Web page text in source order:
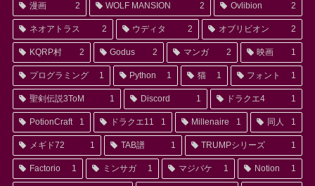
漫画 2 WOLF MANSION 2 Ovlibion 2
ネオアトラス 2 ウディタ 2 オブリビオン 2
KQRP村 2 Godus 2 マンガ 2 映画 1
プログラミング 1 Python 1 猫 1 フォント 1
聖剣伝説3ToM 1 Discord 1 ドラクエ4 1
PotionCraft 1 ドラクエ11 1 Millenaire 1 同人 1
メギド72 1 TAB譜 1 TRUMPシリーズ 1
Factorio 1 ミンサガ 1 マジバケ 1 Notion 1